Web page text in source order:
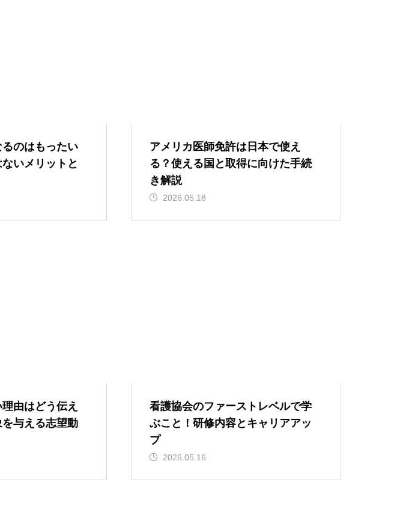
のはもったい
いメリットと
アメリカ医師免許は日本で使え
る？使える国と取得に向けた手続
き解説
2026.05.18
由はどう伝え
与える志望動
看護協会のファーストレベルで学
ぶこと！研修内容とキャリアアッ
プ
2026.05.16